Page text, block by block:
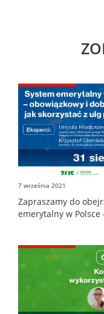
7 września 2021
Zapraszamy do
emerytalny w